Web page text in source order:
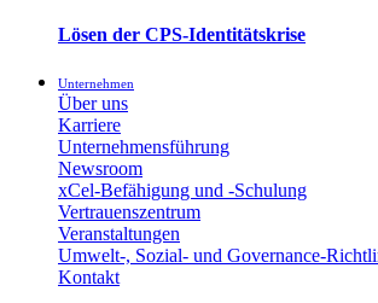
Lösen der CPS-Identitätskrise
Unternehmen
Über uns
Karriere
Unternehmensführung
Newsroom
xCel-Befähigung und -Schulung
Vertrauenszentrum
Veranstaltungen
Umwelt-, Sozial- und Governance-
Kontakt